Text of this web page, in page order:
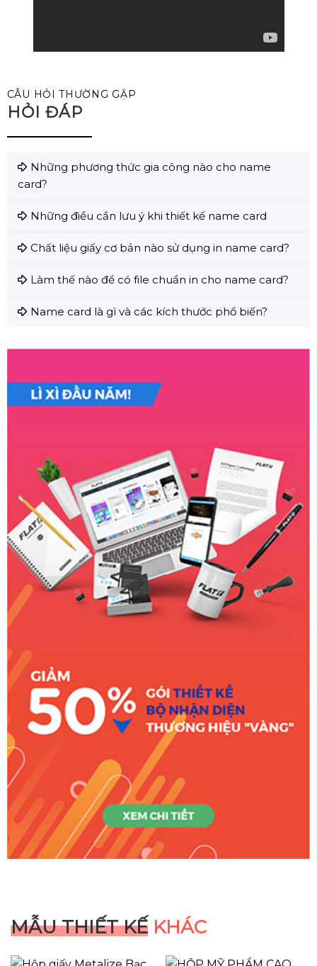
CÂU HỎI THƯỜNG GẶP
HỎI ĐÁP
Những phương thức gia công nào cho name
card?
Những điều cần lưu ý khi thiết kế name card
Chất liệu giấy cơ bản nào sử dụng in name card?
Làm thế nào để có file chuẩn in cho name card?
Name card là gì và các kích thước phổ biến?
MẪU THIẾT KẾ KHÁC